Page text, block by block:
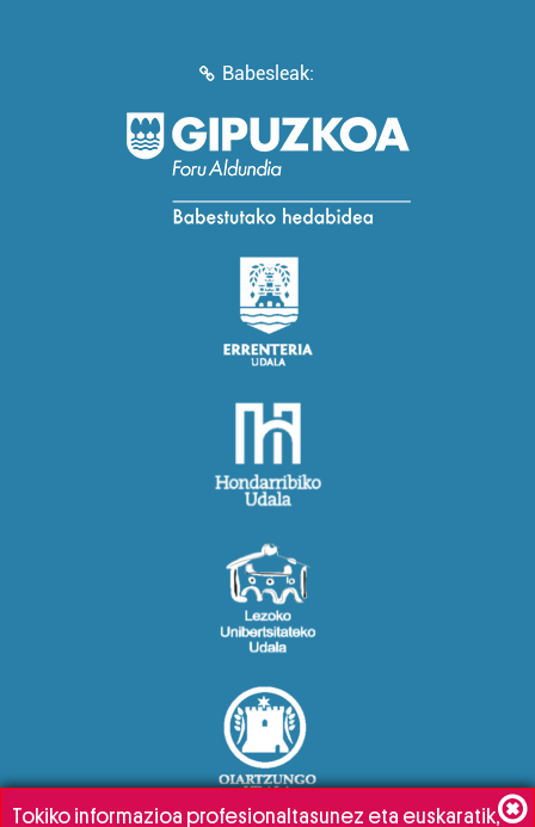
Babesleak:
Tokiko informazioa profesionaltasunez eta euskaratik,